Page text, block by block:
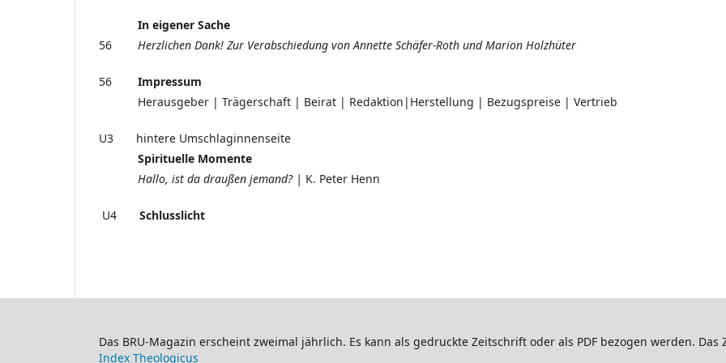
In eigener Sache
56 Herzlichen Dank! Zur Verabschiedung vonAnnette Schäfer-Roth und Marion Holzhüter
56 Impressum
Herausgeber | Trägerschaft | Beirat | Redaktion|Herstellung | Bezugspreise | Vertrieb
U3 hintere Umschlaginnenseite
Spirituelle Momente
Hallo, ist da draußen jemand? | K. Peter Henn
U4 Schlusslicht
Das BRU-Magazin erscheint zweimal jährlich. Es kann als gedruckte Zeitschrift oder als PDF bezogen werden.
Index Theologicus